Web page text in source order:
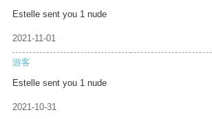
Estelle sent you 1 nude
2021-11-01
游客
Estelle sent you 1 nude
2021-10-31